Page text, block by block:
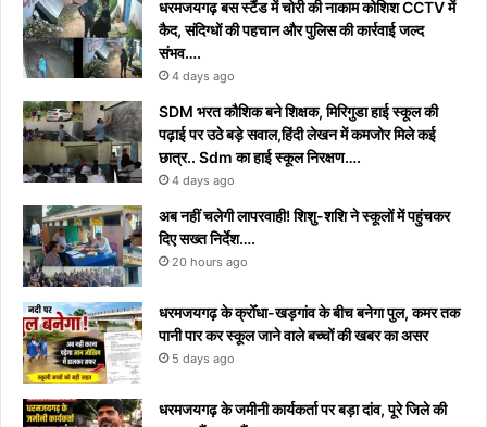
धरमजयगढ़ बस स्टैंड में चोरी की नाकाम कोशिश CCTV में
कैद, संदिग्धों की पहचान और पुलिस की कार्रवाई जल्द
संभव….
4 days ago
​SDM भरत कौशिक बने शिक्षक, मिरिगुडा हाई स्कूल की
पढ़ाई पर उठे बड़े सवाल,हिंदी लेखन में कमजोर मिले कई
छात्र.. Sdm का हाई स्कूल निरक्षण….
4 days ago
अब नहीं चलेगी लापरवाही! शिशु-शशि ने स्कूलों में पहुंचकर
दिए सख्त निर्देश….
20 hours ago
धरमजयगढ़ के क्रोँधा-खड़गांव ​के बीच बनेगा पुल, कमर तक
पानी पार कर स्कूल जाने वाले बच्चों की खबर का असर​
5 days ago
धरमजयगढ़ के जमीनी कार्यकर्ता पर बड़ा दांव, पूरे जिले की